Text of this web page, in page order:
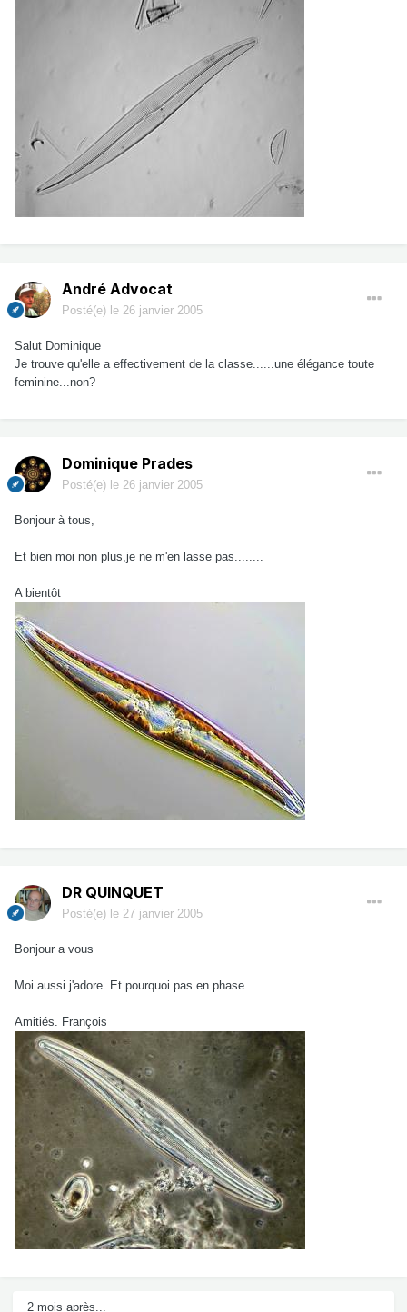
André Advocat
Posté(e) le 26 janvier 2005
Salut Dominique
Je trouve qu'elle a effectivement de la classe......une élégance toute
feminine...non?
Dominique Prades
Posté(e) le 26 janvier 2005
Bonjour à tous,
Et bien moi non plus,je ne m'en lasse pas........
A bientôt
DR QUINQUET
Posté(e) le 27 janvier 2005
Bonjour a vous
Moi aussi j'adore. Et pourquoi pas en phase
Amitiés. François
2 mois après...